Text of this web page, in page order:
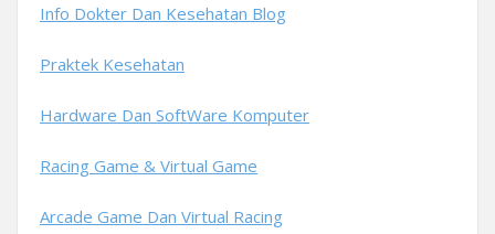
Info Dokter Dan Kesehatan Blog
Praktek Kesehatan
Hardware Dan SoftWare Komputer
Racing Game & Virtual Game
Arcade Game Dan Virtual Racing